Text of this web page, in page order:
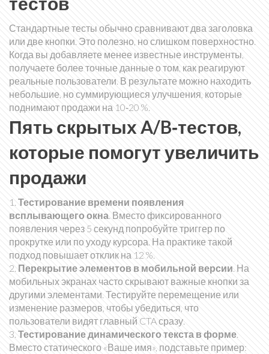
Стандартные тесты обычно сравнивают два заголовка
или две кнопки. Это полезно, но слишком поверхностно.
Когда вы добавляете менее известные инструменты,
получаете более точные данные о том, как реагируют
реальные пользователи. В результате можно находить
небольшие, но суммирующиеся улучшения, которые
поднимают продажи на 10‑20 %.
Пять скрытых A/B‑тестов,
которые помогут увеличить
продажи
1.Тестирование времени появления
всплывающего окна. Вместо фиксированного
появления через 5 секунд попробуйте триггер по
прокрутке или по уходу курсора. На практике такой
подход повышает отклик на 12 %.
2.Перекрытие элементов в мобильной версии. На
мобильных экранах часто скрывают важные кнопки за
другими элементами. Тестируйте перемещение или
изменение размеров, чтобы убедиться, что
пользователи видят главный CTA сразу.
3.Тестирование динамического текста в форме.
Вместо статического «Ваше имя», подставьте пример: